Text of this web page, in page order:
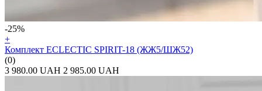
-25%
+
Комплект ECLECTIC SPIRIT-18 (ЖЖ5/ШЖ52)
(0)
3 980.00 UAH 2 985.00 UAH